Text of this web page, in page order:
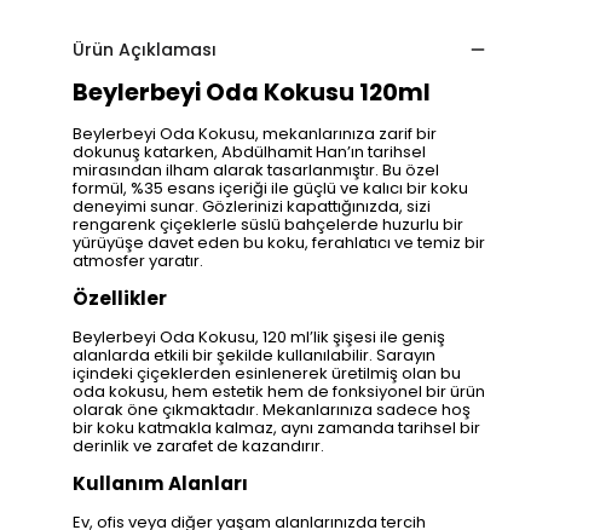
Ürün Açıklaması
Beylerbeyi Oda Kokusu 120ml
Beylerbeyi Oda Kokusu, mekanlarınıza zarif bir
dokunuş katarken, Abdülhamit Han’ın tarihsel
mirasından ilham alarak tasarlanmıştır. Bu özel
formül, %35 esans içeriği ile güçlü ve kalıcı bir koku
deneyimi sunar. Gözlerinizi kapattığınızda, sizi
rengarenk çiçeklerle süslü bahçelerde huzurlu bir
yürüyüşe davet eden bu koku, ferahlatıcı ve temiz bir
atmosfer yaratır.
Özellikler
Beylerbeyi Oda Kokusu, 120 ml’lik şişesi ile geniş
alanlarda etkili bir şekilde kullanılabilir. Sarayın
içindeki çiçeklerden esinlenerek üretilmiş olan bu
oda kokusu, hem estetik hem de fonksiyonel bir ürün
olarak öne çıkmaktadır. Mekanlarınıza sadece hoş
bir koku katmakla kalmaz, aynı zamanda tarihsel bir
derinlik ve zarafet de kazandırır.
Kullanım Alanları
Ev, ofis veya diğer yaşam alanlarınızda tercih